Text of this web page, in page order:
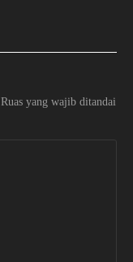
Ruas yang wajib ditandai